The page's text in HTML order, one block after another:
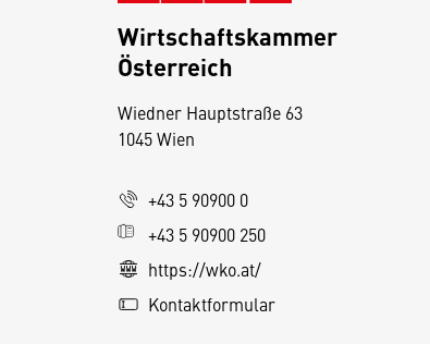
Wirtschaftskammer
Österreich
Wiedner Hauptstraße 63
1045 Wien
+43 5 90900 0
+43 5 90900 250
https://wko.at/
Kontaktformular